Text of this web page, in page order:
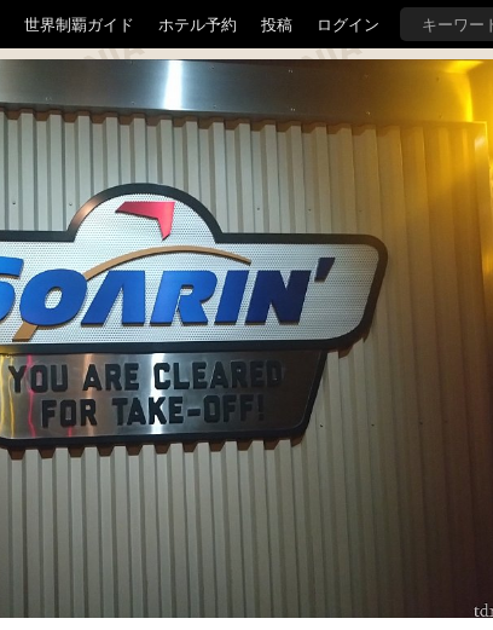
世界制覇ガイド ホテル予約 投稿 ログイン